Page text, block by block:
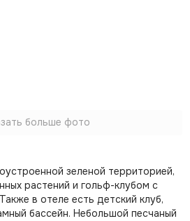
больше фото
зеленой территорией,
растений и гольф-клубом с
в отеле есть детский клуб,
бассейн. Небольшой песчаный